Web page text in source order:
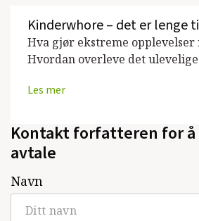
Kinderwhore – det er lenge
Hva gjør ekstreme opplevelser
Hvordan overleve det
Les mer
Kontakt forfatteren for å
avtale
Navn